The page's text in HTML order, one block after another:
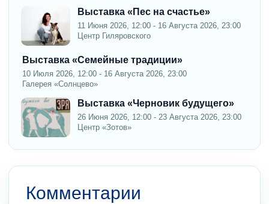
Выставка «Пес на счастье»
11 Июня 2026, 12:00 - 16 Августа 2026, 23:00
Центр Гиляровского
Выставка «Семейные традиции»
10 Июля 2026, 12:00 - 16 Августа 2026, 23:00
Галерея «Солнцево»
Выставка «Черновик будущего»
26 Июня 2026, 12:00 - 23 Августа 2026, 23:00
Центр «Зотов»
Комментарии